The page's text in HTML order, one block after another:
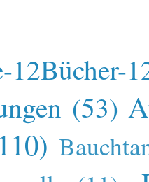
12Bücher-
(53)